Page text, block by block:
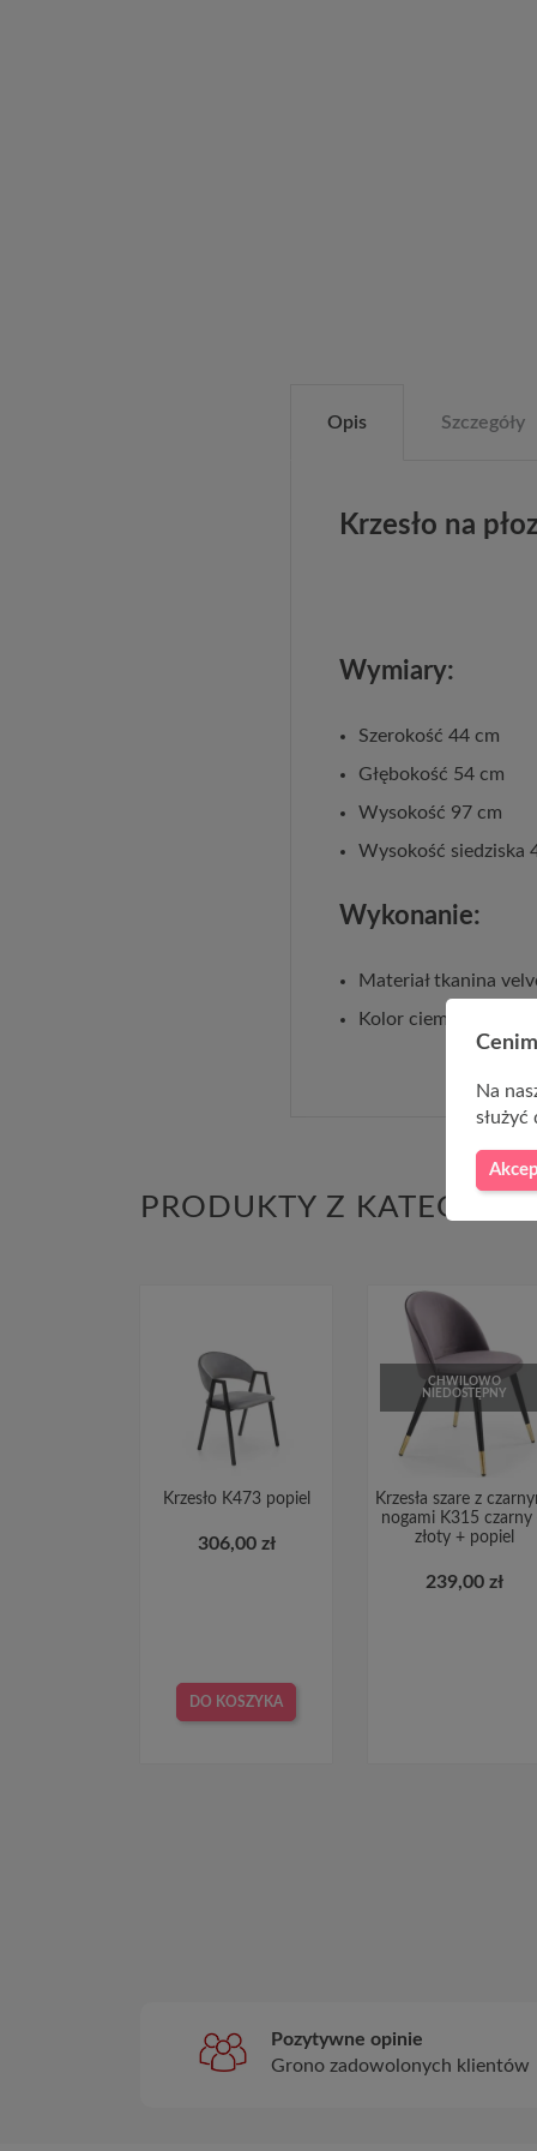
Opis Szczegóły
Krzesło na
Wymiary:
Szerokość 44 cm
Głębokość 54 cm
Wysokość 97 cm
Wysokość siedziska
Wykonanie:
Materiał tkanina
Kolor ciemny zielony
PRODUKTY Z KATEGORII
Krzesło K473 popiel
306,00 zł
DO KOSZYKA
CHWILOWO
NIEDOSTĘPNY
Krzesła szare z
nogami K315 czarny
złoty + popiel
239,00 zł
Pozytywne opinie
Grono zadowolonych klientów
Na
służyć